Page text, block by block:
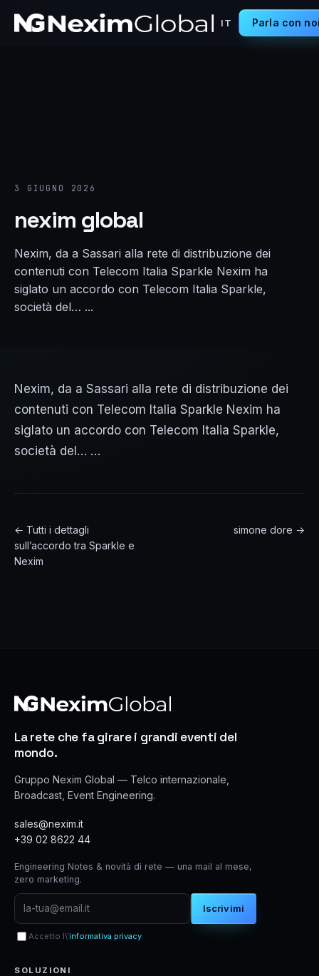
IT Parla con
3 GIUGNO 2026
nexim global
Nexim, da a Sassari alla rete di distribuzione dei
contenuti con Telecom Italia Sparkle Nexim ha
siglato un accordo con Telecom Italia Sparkle,
società del… ...
Nexim, da a Sassari alla rete di distribuzione dei
contenuti con Telecom Italia Sparkle Nexim ha
siglato un accordo con Telecom Italia Sparkle,
società del… …
← Tutti i dettagli
sull’accordo tra Sparkle e
Nexim
simone dore →
La rete che fa girare i grandi eventi del
mondo.
Gruppo Nexim Global — Telco internazionale,
Broadcast, Event Engineering.
sales@nexim.it
+39 02 8622 44
Engineering Notes & novità di rete — una mail al mese,
zero marketing.
Iscrivimi
Accetto l\'informativa privacy
SOLUZIONI